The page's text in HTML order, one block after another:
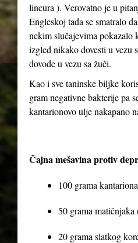
lincura ). Verovatno je u
Engleskoj tada se smatralo
nekim slučajevima pokazalo
izgled nikako dovesti u vezu
dovode u vezu sa žuči.
Kao i sve taninske biljke
gram negativne bakterije pa
kantarionovo ulje nakapano
Čajna mešavina protiv
100 grama
50 grama
20 grama slatkog